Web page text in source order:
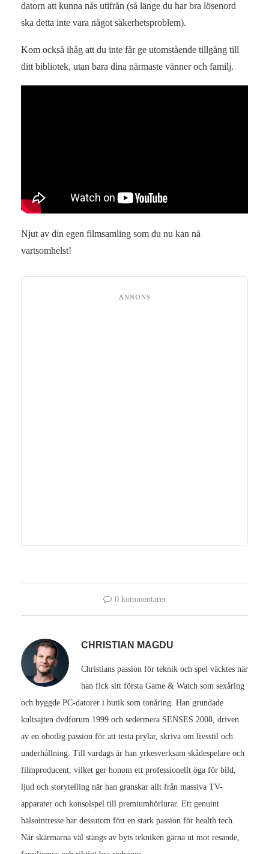
datorn att kunna nås utifrån (så länge du har bra lösenord
ska detta inte vara något säkerhetsproblem).
Kom också ihåg att du inte får ge utomstående tillgång till
ditt bibliotek, utan bara dina närmaste vänner och familj.
Njut av din egen filmsamling som du nu kan nå
vartsomhelst!
ANNONS
0 kommentarer
CHRISTIAN MAGDU
Christians passion för teknik och spel väcktes när
han fick sitt första Game & Watch som sexåring
och byggde PC-datorer i butik som tonåring. Han grundade
kultsajten dvdforum 1999 och sedermera SENSES 2008, driven
av en obotlig passion för att testa prylar, skriva om livsstil och
underhållning. Till vardags är han yrkesverksam skådespelare och
filmproducent, vilket ger honom ett professionellt öga för bild,
ljud och storytelling när han granskar allt från massiva TV-
apparater och konsolspel till premiumhörlurar. Ett genuint
hälsointresse har dessutom fött en stark passion för health tech.
När skärmarna väl stängs av byts tekniken gärna ut mot resande,